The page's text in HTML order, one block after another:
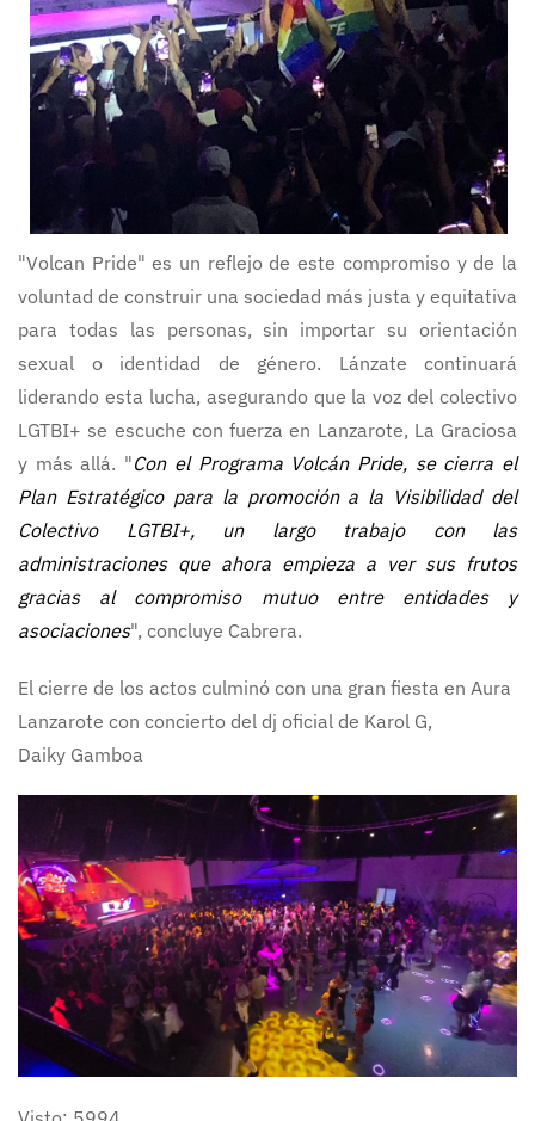
"Volcan Pride" es un reflejo de este compromiso y de la
voluntad de construir una sociedad más justa y equitativa
para todas las personas, sin importar su orientación
sexual o identidad de género. Lánzate continuará
liderando esta lucha, asegurando que la voz del colectivo
LGTBI+ se escuche con fuerza en Lanzarote, La Graciosa
y más allá. "Con el Programa Volcán Pride, se cierra el
Plan Estratégico para la promoción a la Visibilidad del
Colectivo LGTBI+, un largo trabajo con las
administraciones que ahora empieza a ver sus frutos
gracias al compromiso mutuo entre entidades y
asociaciones", concluye Cabrera.
El cierre de los actos culminó con una gran fiesta en Aura
Lanzarote con concierto del dj oficial de Karol G,
Daiky Gamboa